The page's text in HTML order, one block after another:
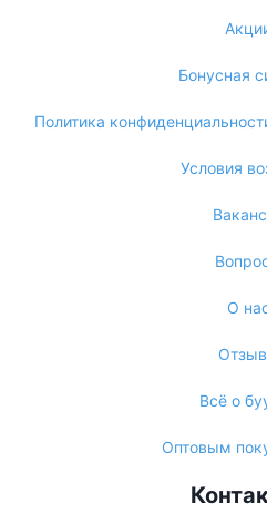
Бонусная
Политика
Условия
О
Всё о
Оптовым